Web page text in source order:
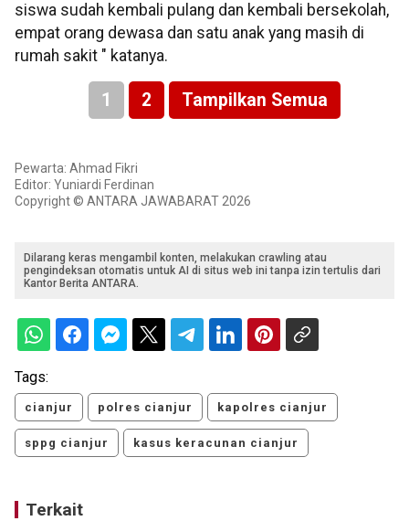
siswa sudah kembali pulang dan kembali bersekolah,
empat orang dewasa dan satu anak yang masih di
rumah sakit " katanya.
1 2 Tampilkan Semua
Pewarta: Ahmad Fikri
Editor: Yuniardi Ferdinan
Copyright © ANTARA JAWABARAT 2026
Dilarang keras mengambil konten, melakukan crawling atau
pengindeksan otomatis untuk AI di situs web ini tanpa izin tertulis dari
Kantor Berita ANTARA.
Tags:
cianjur polres cianjur kapolres cianjur
sppg cianjur kasus keracunan cianjur
Terkait